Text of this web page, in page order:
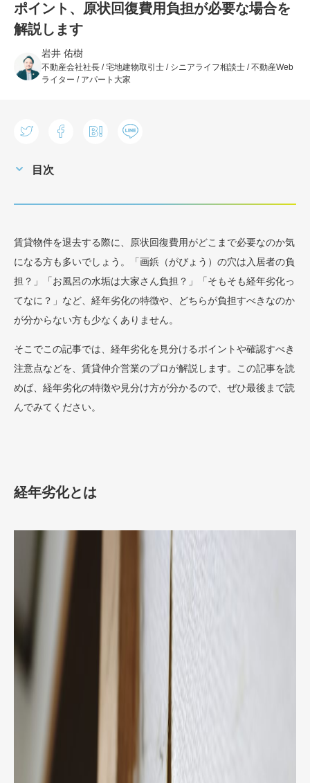
ポイント、原状回復費用負担が必要な場合を
解説します
岩井 佑樹
不動産会社社長 / 宅地建物取引士 / シニアライフ相談士 / 不動産Web
ライター / アパート大家
目次
賃貸物件を退去する際に、原状回復費用がどこまで必要なのか気
になる方も多いでしょう。「画鋲（がびょう）の穴は入居者の負
担？」「お風呂の水垢は大家さん負担？」「そもそも経年劣化っ
てなに？」など、経年劣化の特徴や、どちらが負担すべきなのか
が分からない方も少なくありません。
そこでこの記事では、経年劣化を見分けるポイントや確認すべき
注意点などを、賃貸仲介営業のプロが解説します。この記事を読
めば、経年劣化の特徴や見分け方が分かるので、ぜひ最後まで読
んでみてください。
経年劣化とは